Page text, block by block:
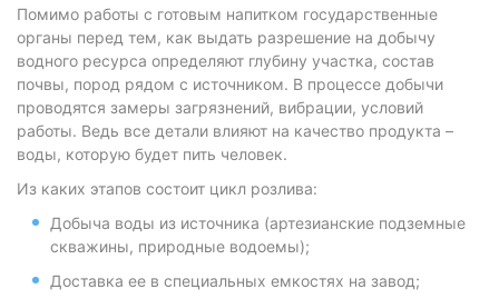
Помимо работы с готовым напитком государственные
органы перед тем, как выдать разрешение на добычу
водного ресурса определяют глубину участка, состав
почвы, пород рядом с источником. В процессе добычи
проводятся замеры загрязнений, вибрации, условий
работы. Ведь все детали влияют на качество продукта –
воды, которую будет пить человек.
Из каких этапов состоит цикл розлива:
Добыча воды из источника (артезианские подземные
скважины, природные водоемы);
Доставка ее в специальных емкостях на завод;